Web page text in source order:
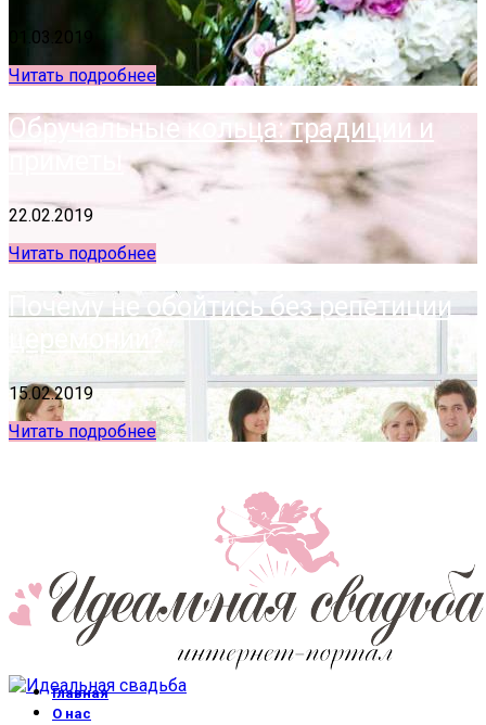
01.03.2019
Читать подробнее
Обручальные кольца: традиции и
приметы
22.02.2019
Читать подробнее
Почему не обойтись без репетиции
церемонии?
15.02.2019
Читать подробнее
Главная
О нас